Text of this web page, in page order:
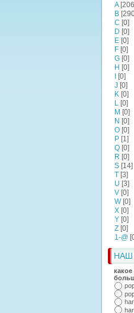
A
B
C [0]
D [0]
E [0]
F [0]
G [0]
H [0]
[0]
J [0]
K [0]
L [0]
M [0]
N [0]
O [0]
P [1]
Q [0]
R [0]
S [14]
T [3]
U [3]
V [0]
W [0]
X [0]
Y [0]
Z [0]
1-@